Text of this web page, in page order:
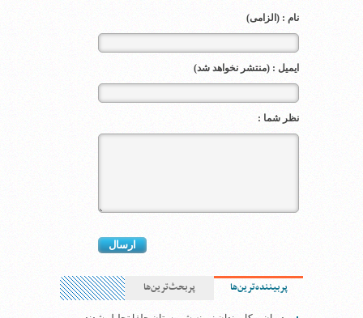
نام : (الزامی)
ایمیل : (منتشر نخواهد شد)
نظر شما :
پربیننده‌ترین‌ها پربحث‌ترین‌ها